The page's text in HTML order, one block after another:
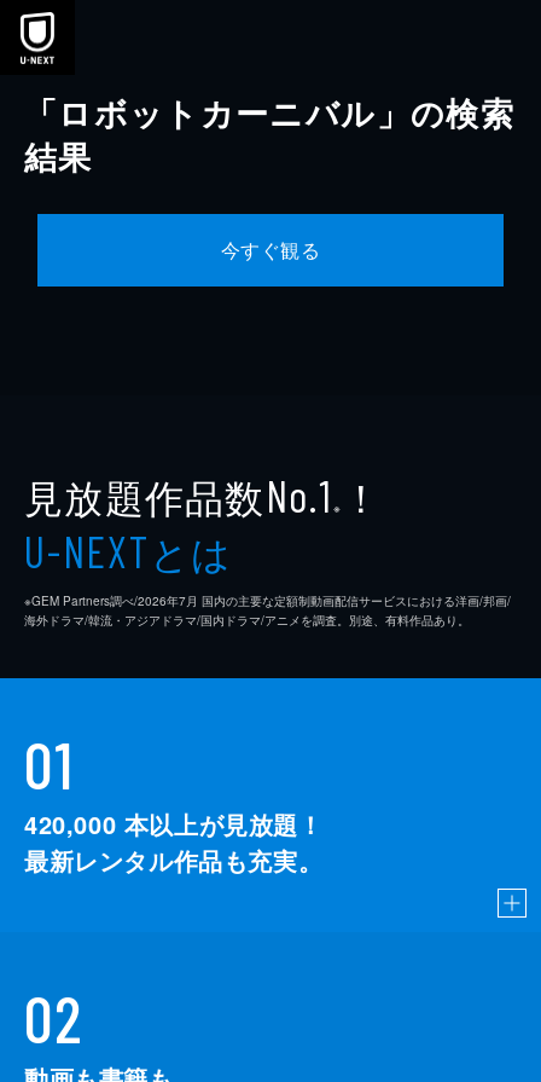
本文へスキップ
「ロボットカーニバル」の検索
結果
今すぐ観る
見放題作品数No.1 ※ ！
U-NEXTとは
※GEM Partners調べ/2026年7⽉ 国内の主要な定額制動画配信サービスにおける洋画/邦画/
海外ドラマ/韓流・アジアドラマ/国内ドラマ/アニメを調査。別途、有料作品あり。
01
420,000 本以上が見放題！
最新レンタル作品も充実。
02